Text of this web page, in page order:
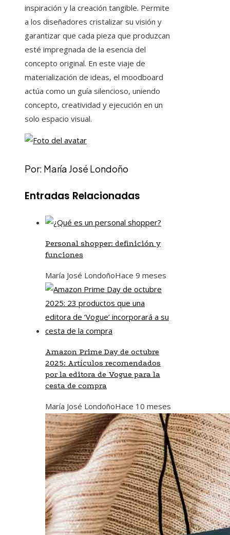
inspiración y la creación tangible. Permite
a los diseñadores cristalizar su visión y
garantizar que cada pieza que produzcan
esté impregnada de la esencia del
concepto original. En este viaje de
materialización de ideas, el moodboard
actúa como un guía silencioso, uniendo
concepto, creatividad y ejecución en un
solo espacio visual.
Por: María José Londoño
Entradas Relacionadas
Personal shopper: definición y
funciones
María José LondoñoHace 9 meses
Amazon Prime Day de octubre
2025: Artículos recomendados
por la editora de Vogue para la
cesta de compra
María José LondoñoHace 10 meses